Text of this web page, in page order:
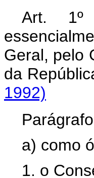
Art. 1º
Geral, pelo
da
1992)
a) como
1. o